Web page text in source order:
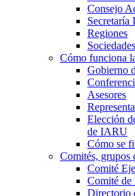
Consejo
Secretaría
Regiones
Cómo funciona
Gobierno
Asesores
Elección
de IARU
Cómo se
Comités, grupos
Comité
Comité de
Directorio